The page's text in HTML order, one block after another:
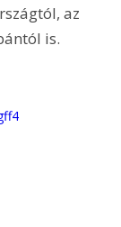
az
is.